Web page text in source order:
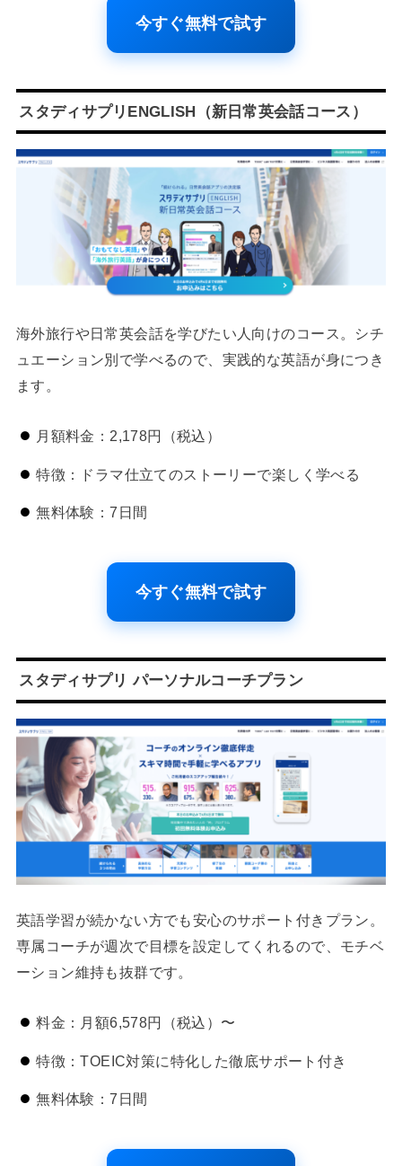
今すぐ無料で試す
スタディサプリENGLISH（新日常英会話コース）
海外旅行や日常英会話を学びたい人向けのコース。シチ
ュエーション別で学べるので、実践的な英語が身につき
ます。
月額料金：2,178円（税込）
特徴：ドラマ仕立てのストーリーで楽しく学べる
無料体験：7日間
今すぐ無料で試す
スタディサプリ パーソナルコーチプラン
英語学習が続かない方でも安心のサポート付きプラン。
専属コーチが週次で目標を設定してくれるので、モチベ
ーション維持も抜群です。
料金：月額6,578円（税込）〜
特徴：TOEIC対策に特化した徹底サポート付き
無料体験：7日間